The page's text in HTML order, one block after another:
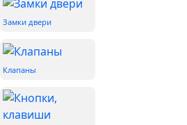
Замки двери
Клапаны